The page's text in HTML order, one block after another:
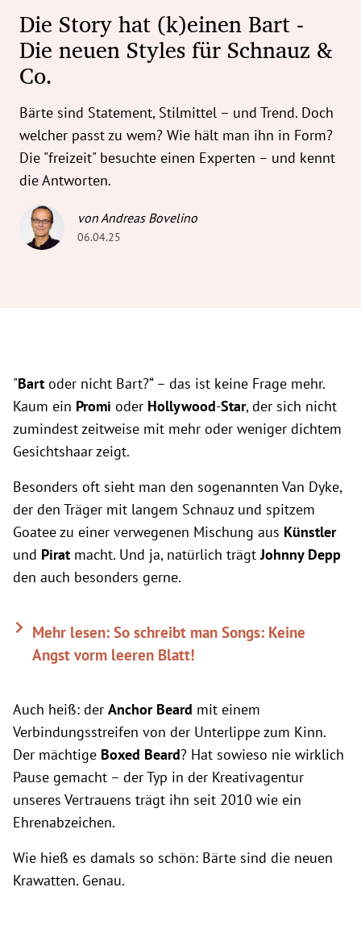
Untermenü
Untermenü
Untermenü
Die Story hat (k)einen Bart -
Die neuen Styles für Schnauz &
Co.
Bärte sind Statement, Stilmittel – und Trend. Doch
welcher passt zu wem? Wie hält man ihn in Form?
Die "freizeit" besuchte einen Experten – und kennt
die Antworten.
von Andreas Bovelino
06.04.25
"Bart oder nicht Bart?“ – das ist keine Frage mehr.
Kaum ein Promi oder Hollywood-Star, der sich nicht
zumindest zeitweise mit mehr oder weniger dichtem
Gesichtshaar zeigt.
Besonders oft sieht man den sogenannten Van Dyke,
der den Träger mit langem Schnauz und spitzem
Goatee zu einer verwegenen Mischung aus Künstler
und Pirat macht. Und ja, natürlich trägtJohnny Depp
den auch besonders gerne.
Mehr lesen: So schreibt man Songs: Keine
Angst vorm leeren Blatt!
Auch heiß: der Anchor Beard mit einem
Verbindungsstreifen von der Unterlippe zum Kinn.
Der mächtige Boxed Beard? Hat sowieso nie wirklich
Pause gemacht – der Typ in der Kreativagentur
unseres Vertrauens trägt ihn seit 2010 wie ein
Ehrenabzeichen.
Wie hieß es damals so schön: Bärte sind die neuen
Krawatten. Genau.